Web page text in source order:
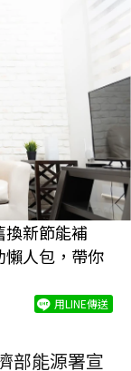
換新節能補
懶人包，帶你
用LINE傳送
部能源署宣